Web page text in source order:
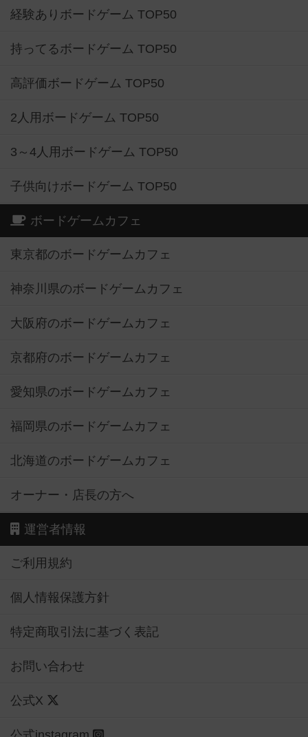
経験ありボードゲーム TOP50
持ってるボードゲーム TOP50
高評価ボードゲーム TOP50
2人用ボードゲーム TOP50
3～4人用ボードゲーム TOP50
子供向けボードゲーム TOP50
ボードゲームカフェ
東京都のボードゲームカフェ
神奈川県のボードゲームカフェ
大阪府のボードゲームカフェ
京都府のボードゲームカフェ
愛知県のボードゲームカフェ
福岡県のボードゲームカフェ
北海道のボードゲームカフェ
オーナー・店長の方へ
運営者情報
ご利用規約
個人情報保護方針
特定商取引法に基づく表記
お問い合わせ
公式X